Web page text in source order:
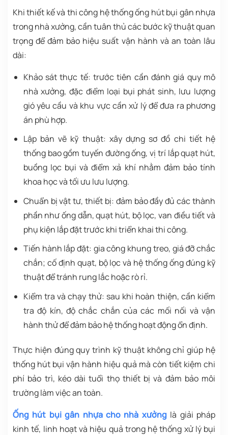
Khi thiết kế và thi công hệ thống ống hút bụi gân nhựa
trong nhà xưởng, cần tuân thủ các bước kỹ thuật quan
trọng để đảm bảo hiệu suất vận hành và an toàn lâu
dài:
Khảo sát thực tế: trước tiên cần đánh giá quy mô
nhà xưởng, đặc điểm loại bụi phát sinh, lưu lượng
gió yêu cầu và khu vực cần xử lý để đưa ra phương
án phù hợp.
Lập bản vẽ kỹ thuật: xây dựng sơ đồ chi tiết hệ
thống bao gồm tuyến đường ống, vị trí lắp quạt hút,
buồng lọc bụi và điểm xả khí nhằm đảm bảo tính
khoa học và tối ưu lưu lượng.
Chuẩn bị vật tư, thiết bị: đảm bảo đầy đủ các thành
phần như ống dẫn, quạt hút, bộ lọc, van điều tiết và
phụ kiện lắp đặt trước khi triển khai thi công.
Tiến hành lắp đặt: gia công khung treo, giá đỡ chắc
chắn; cố định quạt, bộ lọc và hệ thống ống đúng kỹ
thuật để tránh rung lắc hoặc rò rỉ.
Kiểm tra và chạy thử: sau khi hoàn thiện, cần kiểm
tra độ kín, độ chắc chắn của các mối nối và vận
hành thử để đảm bảo hệ thống hoạt động ổn định.
Thực hiện đúng quy trình kỹ thuật không chỉ giúp hệ
thống hút bụi vận hành hiệu quả mà còn tiết kiệm chi
phí bảo trì, kéo dài tuổi thọ thiết bị và đảm bảo môi
trường làm việc an toàn.
Ống hút bụi gân nhựa cho nhà xưởnglà giải pháp
kinh tế, linh hoạt và hiệu quả trong hệ thống xử lý bụi